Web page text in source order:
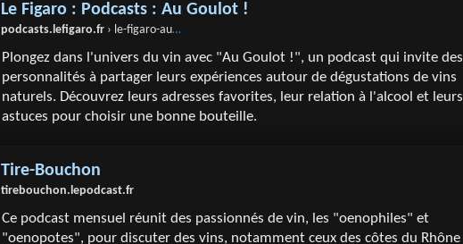
Le Figaro : Podcasts : Au Goulot !
podcasts.lefigaro.fr › le-figaro-au-goulot
Plongez dans l'univers du vin avec "Au Goulot !", un podcast qui invite des
personnalités à partager leurs expériences autour de dégustations de vins
naturels. Découvrez leurs adresses favorites, leur relation à l'alcool et leurs
astuces pour choisir une bonne bouteille.
Tire-Bouchon
tirebouchon.lepodcast.fr
Ce podcast mensuel réunit des passionnés de vin, les "oenophiles" et
"oenopotes", pour discuter des vins, notamment ceux des côtes du Rhône